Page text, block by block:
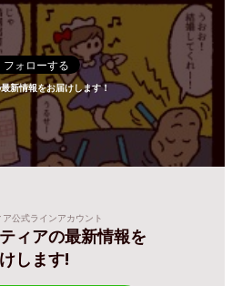
新情報をお届けします！
ア公式ラインアカウント
ィアの最新情報を
します!